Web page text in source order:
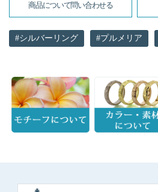
商品について問い合わせる
シルバーリング プルメリア